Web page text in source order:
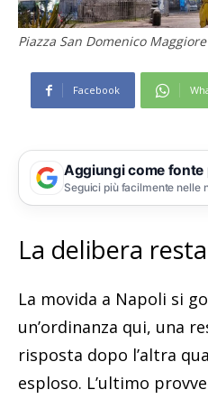
Piazza San Domenico
Facebook
Aggiungi come fonte
Seguici più facilmente nelle
La delibera
La movida a Napoli si
un’ordinanza qui, una
risposta dopo l’altra
esploso. L’ultimo